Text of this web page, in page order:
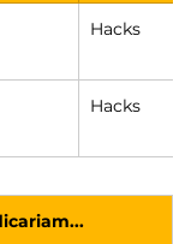
Hacks
Hacks